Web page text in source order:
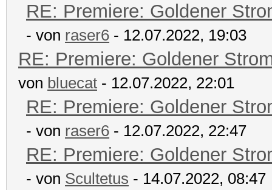
RE: Premiere: Goldener
- von raser6 - 12.07.2022, 19:03
RE: Premiere: Goldener
von bluecat - 12.07.2022, 22:01
RE: Premiere: Goldener
- von raser6 - 12.07.2022, 22:47
RE: Premiere: Goldener
- von Scultetus - 14.07.2022, 08:47